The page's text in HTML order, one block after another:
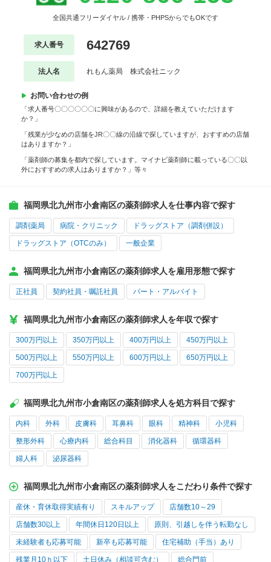
全国共通フリーダイヤル / 携帯・PHPSからでもOKです
求人番号 642769
法人名 れもん薬局 株式会社ニック
お問い合わせの例
「求人番号〇〇〇〇〇〇に興味があるので、詳細を教えていただけます
か？」
「残業が少なめの店舗をJR〇〇線の沿線で探していますが、おすすめの店舗
はありますか？」
「薬剤師の募集を都内で探しています。マイナビ薬剤師に載っている〇〇以
外におすすめの求人はありますか？」等々
福岡県北九州市小倉南区の薬剤師求人を仕事内容で探す
調剤薬局 病院・クリニック ドラッグストア（調剤併設）
ドラッグストア（OTCのみ） 一般企業
福岡県北九州市小倉南区の薬剤師求人を雇用形態で探す
正社員 契約社員・嘱託社員 パート・アルバイト
福岡県北九州市小倉南区の薬剤師求人を年収で探す
300万円以上 350万円以上 400万円以上 450万円以上
500万円以上 550万円以上 600万円以上 650万円以上
700万円以上
福岡県北九州市小倉南区の薬剤師求人を処方科目で探す
内科 外科 皮膚科 耳鼻科 眼科 精神科 小児科
整形外科 心療内科 総合科目 消化器科 循環器科
婦人科 泌尿器科
福岡県北九州市小倉南区の薬剤師求人をこだわり条件で探す
産休・育休取得実績有り スキルアップ 店舗数10～29
店舗数30以上 年間休日120日以上 原則、引越しを伴う転勤なし
未経験者も応募可能 新卒も応募可能 住宅補助（手当）あり
残業月10ｈ以下 土日休み（相談可含む） 総合門前